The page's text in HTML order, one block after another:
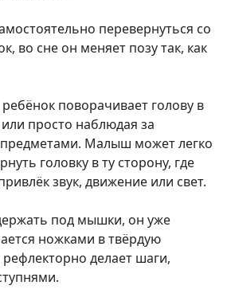
перевернуться со
во сне он меняет позу так, как
поворачивает голову в
или просто наблюдая за
Малыш может легко
головку в ту сторону, где
звук, движение или свет.
под мышки, он уже
ножками в твёрдую
делает шаги,